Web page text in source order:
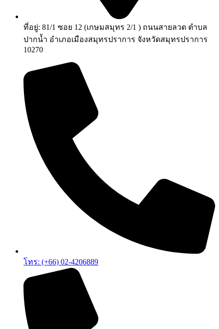
ที่อยู่: 81/1 ซอย 12 (เกษมสมุทร 2/1 ) ถนนสายลวด ตำบล
ปากน้ำ อำเภอเมืองสมุทรปราการ จังหวัดสมุทรปราการ
10270
โทร: (+66) 02-4206889